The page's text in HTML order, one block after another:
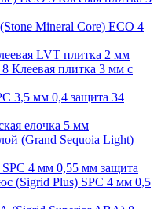
Mineral Core) ECO 4
LVT плитка 2 мм
Клеевая плитка 3 мм с
3,5 мм 0,4 защита 34
елочка 5 мм
(Grand Sequoia Light)
4 мм 0,55 мм защита
(Sigrid Plus) SPC 4 мм 0,5